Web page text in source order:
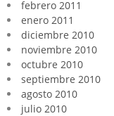
febrero 2011
enero 2011
diciembre 2010
noviembre 2010
octubre 2010
septiembre 2010
agosto 2010
julio 2010